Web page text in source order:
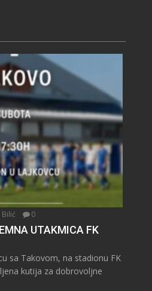
Bilić 0
UTAKMICA FK
sa Takovom, na stadionu FK
kutija za dobrovoljne